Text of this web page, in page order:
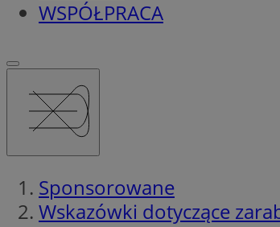
WSPÓŁPRACA
Sponsorowane
Wskazówki dotyczące